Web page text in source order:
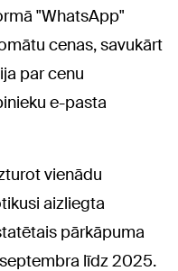
"WhatsApp"
cenas, savukārt
par cenu
e-pasta
vienādu
aizliegta
pārkāpuma
līdz 2025.